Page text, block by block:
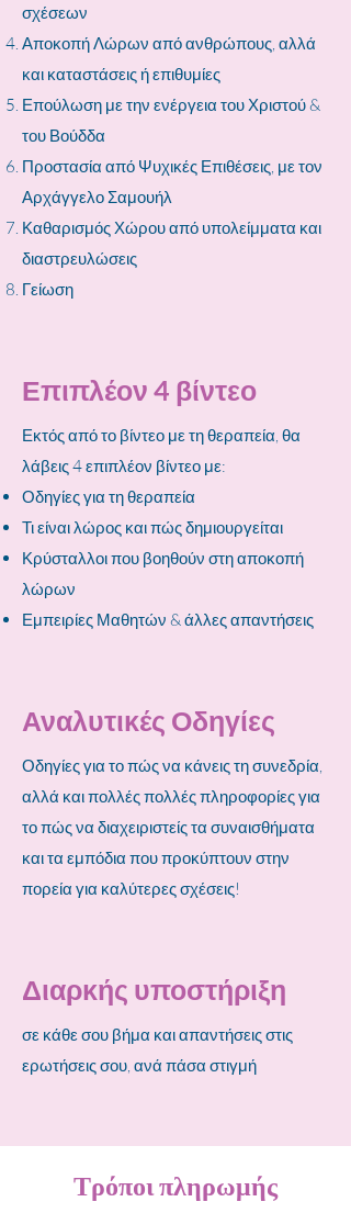
σχέσεων
Αποκοπή Λώρων από ανθρώπους, αλλά
και καταστάσεις ή επιθυμίες
Επούλωση με την ενέργεια του Χριστού &
του Βούδδα
Προστασία από Ψυχικές Επιθέσεις, με τον
Αρχάγγελο Σαμουήλ
Καθαρισμός Χώρου από υπολείμματα και
διαστρευλώσεις
Γείωση
Επιπλέον 4 βίντεο
Εκτός από το βίντεο με τη θεραπεία, θα
λάβεις4 επιπλέον βίντεο με:
Οδηγίες για τη θεραπεία
Τι είναι λώρος και πώς δημιουργείται
Κρύσταλλοι που βοηθούν στη αποκοπή
λώρων
Εμπειρίες Μαθητών & άλλες απαντήσεις
Αναλυτικές Οδηγίες
Οδηγίες για το πώς να κάνεις τη συνεδρία,
αλλά και πολλές πολλές πληροφορίες για
το πώς να διαχειριστείς τα συναισθήματα
και τα εμπόδια που προκύπτουν στην
πορεία για καλύτερες σχέσεις!
Διαρκής υποστήριξη
σε κάθε σου βήμα και απαντήσεις στις
ερωτήσεις σου, ανά πάσα στιγμή
Τρόποι πληρωμής